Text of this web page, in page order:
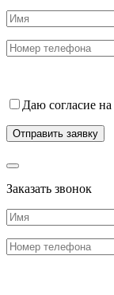
Даю согласие на
Заказать звонок